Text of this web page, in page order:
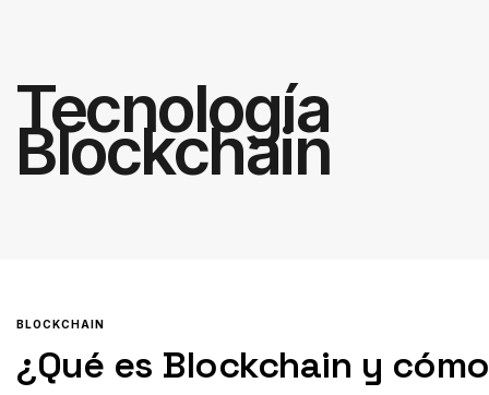
Tecnología
Blockchain
BLOCKCHAIN
¿Qué es Blockchain y